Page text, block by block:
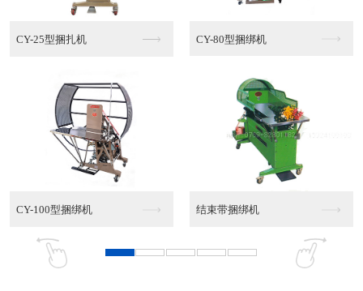
多功能棉绳捆绑机MT... 半自动PE捆绑机
半自动PE捆绑机销售 半自动PE捆绑机代理